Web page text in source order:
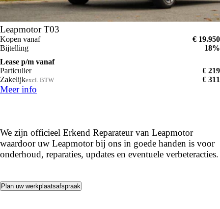
Leapmotor T03
Kopen vanaf
€ 19.950
Bijtelling
18%
Lease p/m vanaf
Particulier
€ 219
Zakelijkexcl. BTW € 311
Meer info
We zijn officieel Erkend Reparateur van Leapmotor
waardoor uw Leapmotor bij ons in goede handen is voor
onderhoud, reparaties, updates en eventuele verbeteracties.
Plan uw werkplaatsafspraak